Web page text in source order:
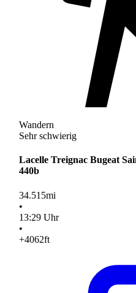
Wandern
Sehr schwierig
Lacelle Treignac Bugeat
440b
34.515mi
•
13:29Uhr
•
+4062ft